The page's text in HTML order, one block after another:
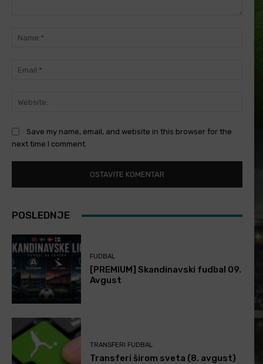
Save my name, email, and website in this browser for the
next time I comment.
POSLEDNJE
FUDBAL
[PREMIUM] Skandinavski fudbal 09.
Avgust
TRANSFERI FUDBAL
Transferi širom sveta (8. avgust)